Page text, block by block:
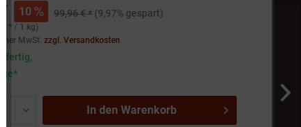
10 99,96 € * (9,97% gespart)
* / 1 kg)
MwSt.zzgl. Versandkosten
In den Warenkorb